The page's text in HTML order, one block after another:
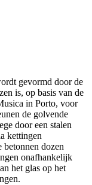
gevormd door de
is, op basis van de
in Porto, voor
de golvende
door een stalen
kettingen
betonnen dozen
onafhankelijk
het glas op het